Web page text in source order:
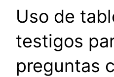
Uso de
testigos
preguntas